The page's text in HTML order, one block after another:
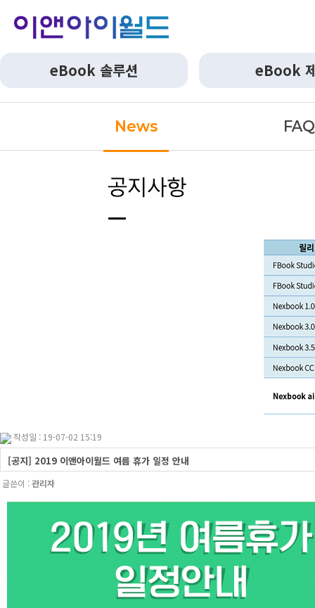
eBook 솔루션 eBook
News FAQ
작성일 : 19-07-02 15:19
[공지] 2019 이앤아이월드 여름 휴가 일정 안내
글쓴이 :관리자